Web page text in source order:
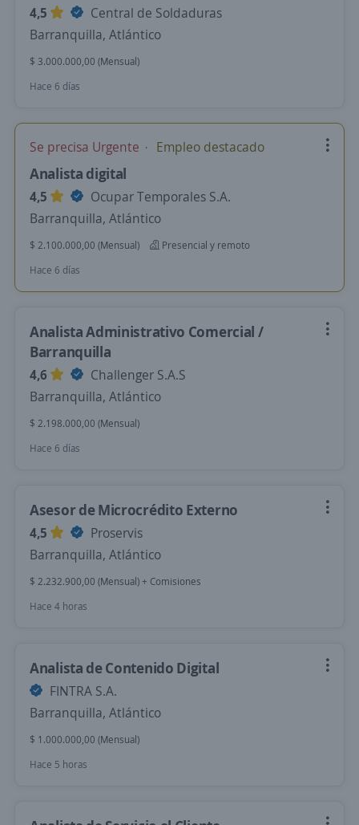
4,5
Central de Soldaduras
Barranquilla, Atlántico
$ 3.000.000,00 (Mensual)
Hace 6 días
Se precisa Urgente Empleo destacado
Analista digital
4,5
Ocupar Temporales S.A.
Barranquilla, Atlántico
$ 2.100.000,00 (Mensual)
Presencial y remoto
Hace 6 días
Analista Administrativo Comercial /
Barranquilla
4,6
Challenger S.A.S
Barranquilla, Atlántico
$ 2.198.000,00 (Mensual)
Hace 6 días
Asesor de Microcrédito Externo
4,5
Proservis
Barranquilla, Atlántico
$ 2.232.900,00 (Mensual) + Comisiones
Hace 4 horas
Analista de Contenido Digital
FINTRA S.A.
Barranquilla, Atlántico
$ 1.000.000,00 (Mensual)
Hace 5 horas